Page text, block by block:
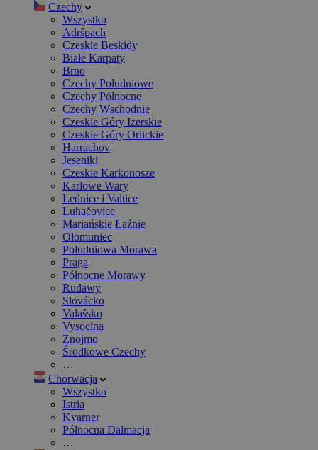
Czechy
Wszystko
Adršpach
Czeskie Beskidy
Białe Karpaty
Brno
Czechy Południowe
Czechy Północne
Czechy Wschodnie
Czeskie Góry Izerskie
Czeskie Góry Orlickie
Harrachov
Jeseniki
Czeskie Karkonosze
Karlowe Wary
Lednice i Valtice
Luhačovice
Mariańskie Łaźnie
Ołomuniec
Południowa Morawa
Praga
Północne Morawy
Rudawy
Slovácko
Valašsko
Vysocina
Znojmo
Środkowe Czechy
…
Chorwacja
Wszystko
Istria
Kvarner
Północna Dalmacja
…